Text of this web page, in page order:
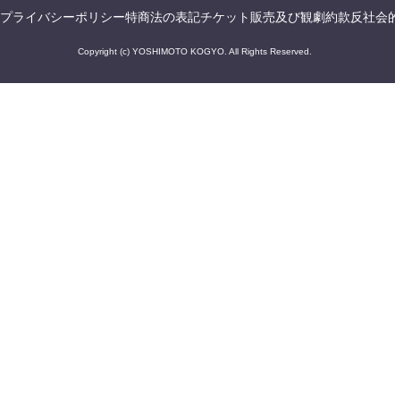
プライバシーポリシー特商法の表記チケット販売及び観劇約款反社会
Copyright (c) YOSHIMOTO KOGYO. All Rights Reserved.